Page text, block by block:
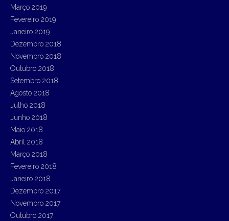
Março 2019
Fevereiro 2019
Janeiro 2019
Dezembro 2018
Novembro 2018
Outubro 2018
Setembro 2018
Agosto 2018
Julho 2018
Junho 2018
Maio 2018
Abril 2018
Março 2018
Fevereiro 2018
Janeiro 2018
Dezembro 2017
Novembro 2017
Outubro 2017